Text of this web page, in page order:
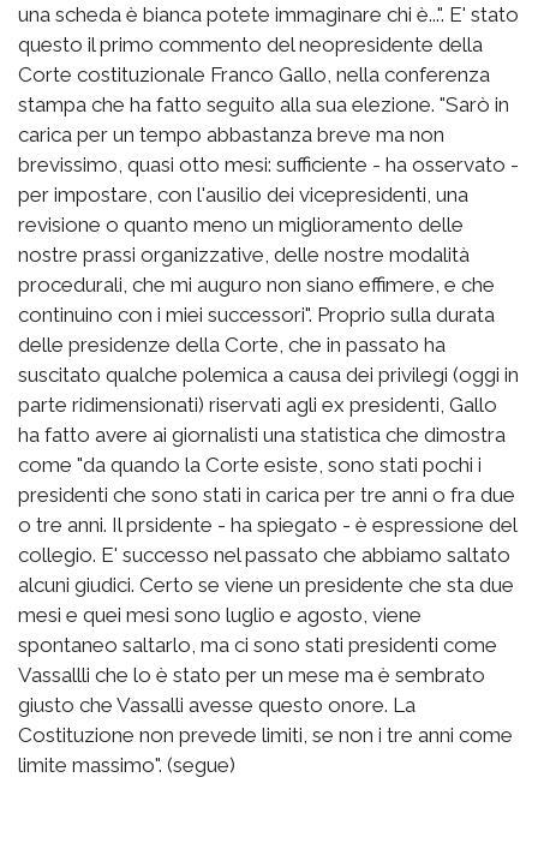
una scheda è bianca potete immaginare chi è...". E' stato
questo il primo commento del neopresidente della
Corte costituzionale Franco Gallo, nella conferenza
stampa che ha fatto seguito alla sua elezione. "Sarò in
carica per un tempo abbastanza breve ma non
brevissimo, quasi otto mesi: sufficiente - ha osservato -
per impostare, con l'ausilio dei vicepresidenti, una
revisione o quanto meno un miglioramento delle
nostre prassi organizzative, delle nostre modalità
procedurali, che mi auguro non siano effimere, e che
continuino con i miei successori". Proprio sulla durata
delle presidenze della Corte, che in passato ha
suscitato qualche polemica a causa dei privilegi (oggi in
parte ridimensionati) riservati agli ex presidenti, Gallo
ha fatto avere ai giornalisti una statistica che dimostra
come "da quando la Corte esiste, sono stati pochi i
presidenti che sono stati in carica per tre anni o fra due
o tre anni. Il prsidente - ha spiegato - è espressione del
collegio. E' successo nel passato che abbiamo saltato
alcuni giudici. Certo se viene un presidente che sta due
mesi e quei mesi sono luglio e agosto, viene
spontaneo saltarlo, ma ci sono stati presidenti come
Vassallli che lo è stato per un mese ma è sembrato
giusto che Vassalli avesse questo onore. La
Costituzione non prevede limiti, se non i tre anni come
limite massimo". (segue)